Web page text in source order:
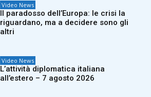
Video News
Il paradosso dell’Europa: le crisi la
riguardano, ma a decidere sono gli
altri
Video News
L’attività diplomatica italiana
all’estero – 7 agosto 2026